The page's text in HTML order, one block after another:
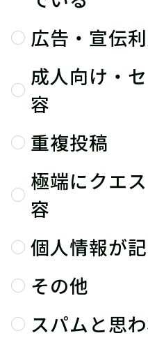
広告・宣伝
成人向け・
容
重複投稿
極端にクエ
容
個人情報が
その他
スパムと思